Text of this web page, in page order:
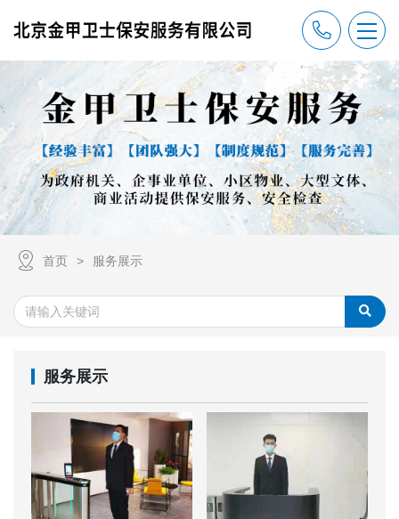
首页 服务展示
服务展示